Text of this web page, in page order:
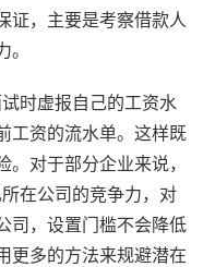
证，主要是考察借款人
。
时虚报自己的工资水
工资的流水单。这样既
。对于部分企业来说，
在公司的竞争力，对
司，设置门槛不会降低
更多的方法来规避潜在